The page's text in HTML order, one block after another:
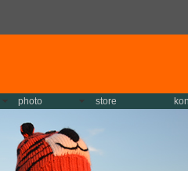
photo store